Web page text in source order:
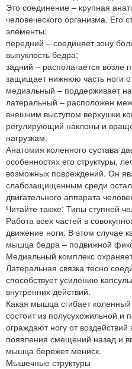
Это соединение – крупная
человеческого организма. Его
элементы:
передний – соединяет зону
выпуклость бедра;
задний – располагается возле
защищает нижнюю часть ноги
медиальный – поддерживает
латеральный – расположен
внешним выступом верхушки
регулирующий наклоны и
нагрузкам.
Анатомия коленного сустава
особенностях его структуры,
возможных повреждений. Он
слабозащищенным среди
двигательного аппарата
Читайте также: Типы ступней
Работа всех частей в
движение ноги. В этом случае
мышца бедра – подвижной
Медиальный комплекс
Латеральная связка тесно
способствует усилению
внутренних действий.
Какая мышца сгибает коленный
состоит из полусухожильной и
ограждают ногу от
появления смещений назад и
мышца бережет мениск.
Мышечные структуры